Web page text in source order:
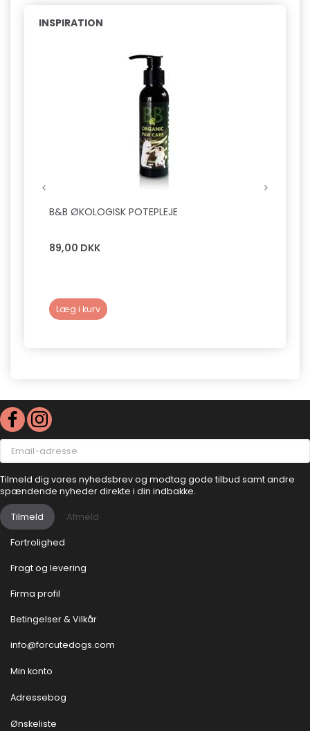
INSPIRATION
B&B ØKOLOGISK POTEPLEJE
89,00 DKK
Læg i kurv
Email-
adresse
Tilmeld dig vores nyhedsbrev og modtag gode tilbud samt andre
spændende nyheder direkte i din indbakke.
Tilmeld Afmeld
Fortrolighed
Fragt og levering
Firma profil
Betingelser & Vilkår
info@forcutedogs.com
Min konto
Adressebog
Ønskeliste